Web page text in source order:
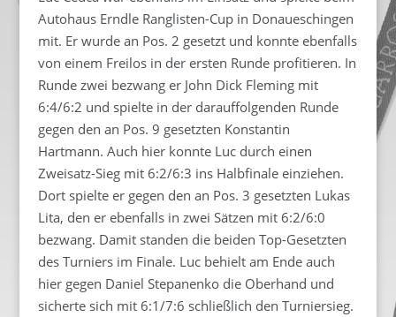
Autohaus Erndle Ranglisten-Cup in Donaueschingen
mit. Er wurde an Pos. 2 gesetzt und konnte ebenfalls
von einem Freilos in der ersten Runde profitieren. In
Runde zwei bezwang er John Dick Fleming mit
6:4/6:2 und spielte in der darauffolgenden Runde
gegen den an Pos. 9 gesetzten Konstantin
Hartmann. Auch hier konnte Luc durch einen
Zweisatz-Sieg mit 6:2/6:3 ins Halbfinale einziehen.
Dort spielte er gegen den an Pos. 3 gesetzten Lukas
Lita, den er ebenfalls in zwei Sätzen mit 6:2/6:0
bezwang. Damit standen die beiden Top-Gesetzten
des Turniers im Finale. Luc behielt am Ende auch
hier gegen Daniel Stepanenko die Oberhand und
sicherte sich mit 6:1/7:6 schließlich den Turniersieg.